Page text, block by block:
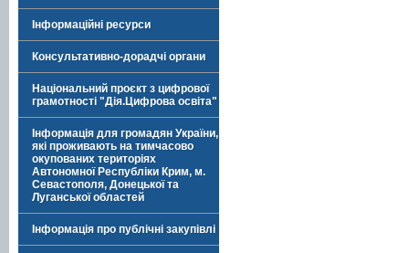
Інформаційні ресурси
Консультативно-дорадчі органи
Національний проєкт з цифрової
грамотності "Дія.Цифрова освіта"
Інформація для громадян України,
які проживають на тимчасово
окупованих територіях
Автономної Республіки Крим, м.
Севастополя, Донецької та
Луганської областей
Інформація про публічні закупівлі